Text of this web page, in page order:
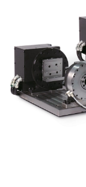
FAÇONNEZ VOTRE
REJOIGNEZ-NOUS
CONTACT
CONTACT
LOCALISATION DES
IMPRESSION